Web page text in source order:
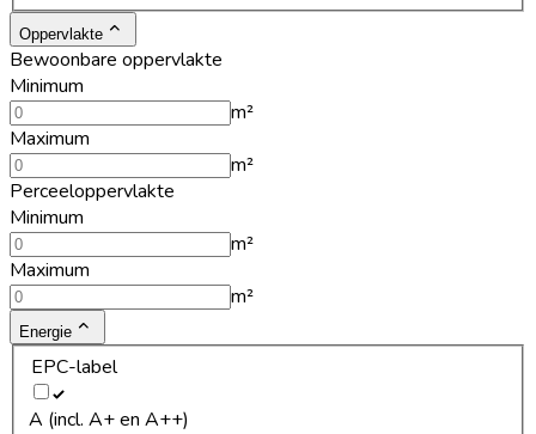
Oppervlakte
Bewoonbare oppervlakte
Minimum
m²
Maximum
m²
Perceeloppervlakte
Minimum
m²
Maximum
m²
Energie
EPC-label
A (incl. A+ en A++)